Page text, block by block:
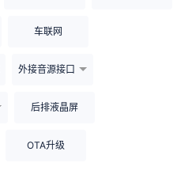
车联网
外接音源接口
后排液晶屏
OTA升级